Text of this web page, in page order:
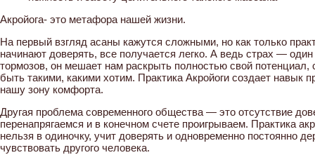
Акройога- это метафора нашей жизни.
На первый взгляд асаны кажутся сложными, но как только
начинают доверять, все получается легко. А ведь страх —
тормозов, он мешает нам раскрыть полностью свой
быть такими, какими хотим. Практика Акройоги создает навык
нашу зону комфорта.
Другая проблема современного общества — это отсутствие
перенапрягаемся и в конечном счете проигрываем. Практика
нельзя в одиночку, учит доверять и одновременно постоянно
чувствовать другого человека.